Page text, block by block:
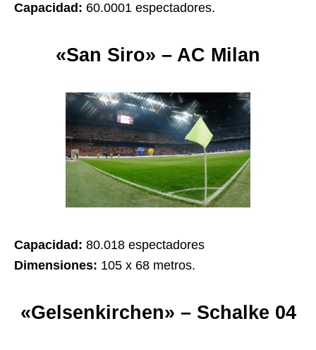
Capacidad: 60.0001 espectadores.
«San Siro» – AC Milan
Capacidad: 80.018 espectadores
Dimensiones: 105 x 68 metros.
«Gelsenkirchen» – Schalke 04